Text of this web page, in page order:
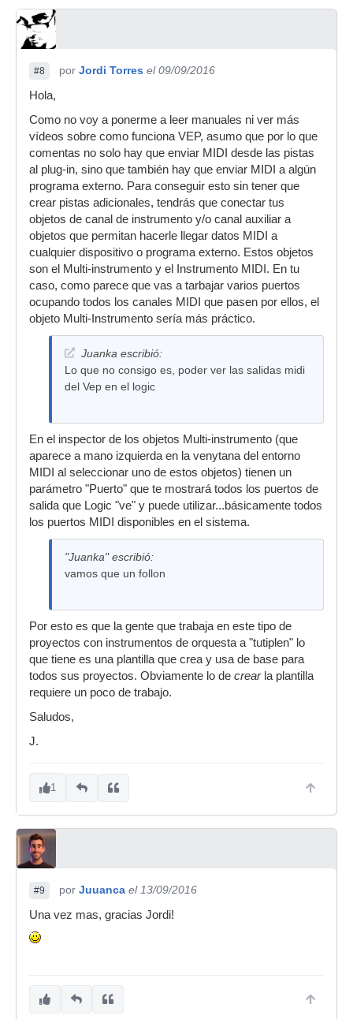
#8 por Jordi Torres el 09/09/2016
Hola,
Como no voy a ponerme a leer manuales ni ver más
vídeos sobre como funciona VEP, asumo que por lo que
comentas no solo hay que enviar MIDI desde las pistas
al plug-in, sino que también hay que enviar MIDI a algún
programa externo. Para conseguir esto sin tener que
crear pistas adicionales, tendrás que conectar tus
objetos de canal de instrumento y/o canal auxiliar a
objetos que permitan hacerle llegar datos MIDI a
cualquier dispositivo o programa externo. Estos objetos
son el Multi-instrumento y el Instrumento MIDI. En tu
caso, como parece que vas a tarbajar varios puertos
ocupando todos los canales MIDI que pasen por ellos, el
objeto Multi-Instrumento sería más práctico.
Juanka escribió:
Lo que no consigo es, poder ver las salidas midi
del Vep en el logic
En el inspector de los objetos Multi-instrumento (que
aparece a mano izquierda en la venytana del entorno
MIDI al seleccionar uno de estos objetos) tienen un
parámetro "Puerto" que te mostrará todos los puertos de
salida que Logic "ve" y puede utilizar...básicamente todos
los puertos MIDI disponibles en el sistema.
"Juanka" escribió:
vamos que un follon
Por esto es que la gente que trabaja en este tipo de
proyectos con instrumentos de orquesta a "tutiplen" lo
que tiene es una plantilla que crea y usa de base para
todos sus proyectos. Obviamente lo de crearla plantilla
requiere un poco de trabajo.
Saludos,
J.
1
#9 por Juuanca el 13/09/2016
Una vez mas, gracias Jordi!